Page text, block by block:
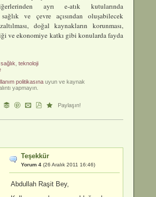
ayrı e-atık kutularında
ve çevre açısından oluşabilecek
doğal kaynakların korunması,
ve ekonomiye katkı gibi konularda fayda
sağlık teknoloji
politikasına uyun ve kaynak
yapmayın.
Paylaşın!
Teşekkür
Yorum 4 (26 Aralık 2011 16:46)
Abdullah Raşit Bey,